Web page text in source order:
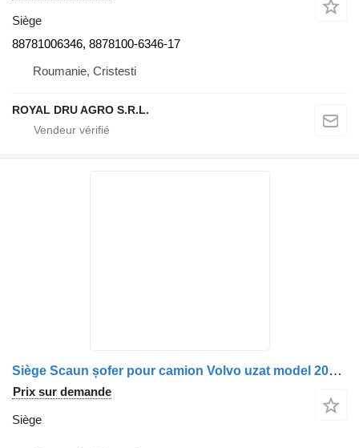
Siège
88781006346, 8878100-6346-17
Roumanie, Cristesti
ROYAL DRU AGRO S.R.L.
Siège Scaun șofer pour camion Volvo uzat model 20862624-12
Prix sur demande
Siège